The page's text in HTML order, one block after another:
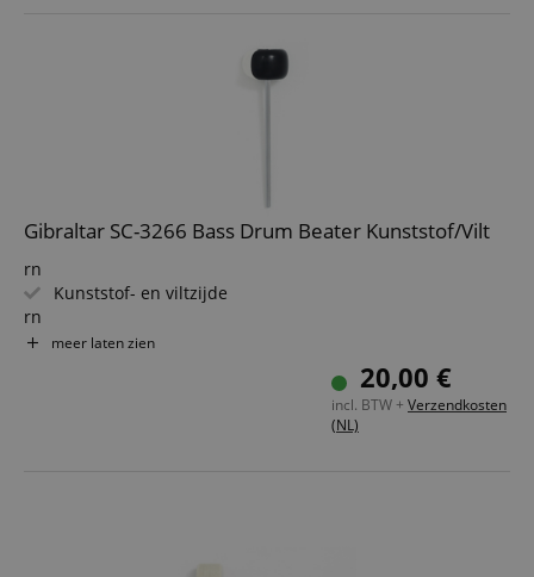
Gibraltar SC-3266 Bass Drum Beater Kunststof/Vilt
rn
Kunststof- en viltzijde
rn
Standaard 7 mm as
meer laten zien
20,00 €
incl. BTW + Verzendkosten
(NL)